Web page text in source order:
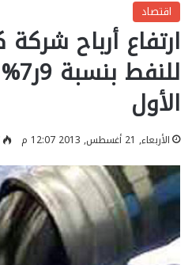
اقتصاد
ارتفاع أرباح
الأول
الأربعاء, 21 أغسطس, 2013 12:07 م